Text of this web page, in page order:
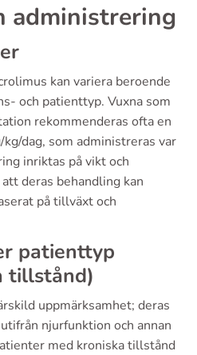
administrering
kan variera beroende
och patienttyp. Vuxna som
rekommenderas ofta en
dag, som administreras var
inriktas på vikt och
deras behandling kan
på tillväxt och
patienttyp
tillstånd)
uppmärksamhet; deras
njurfunktion och annan
med kroniska tillstånd